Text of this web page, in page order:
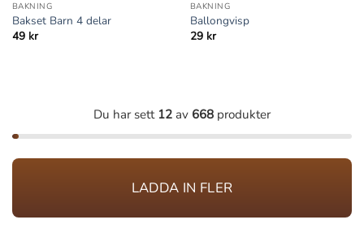
BAKNING
Bakset Barn 4 delar
49 kr
BAKNING
Ballongvisp
29 kr
Du har sett 12 av 668 produkter
LADDA IN FLER